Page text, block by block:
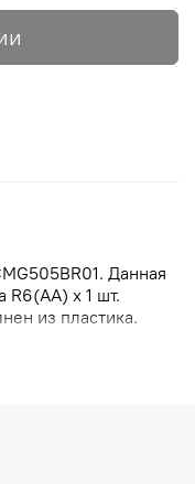
Данная
R6(AA) x 1 шт.
из пластика.
точности хода
стрелки —